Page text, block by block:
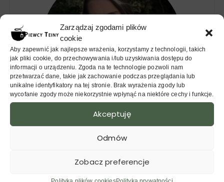
Zarządzaj zgodami plików
cookie
Aby zapewnić jak najlepsze wrażenia, korzystamy z technologii, takich
jak pliki cookie, do przechowywania i/lub uzyskiwania dostępu do
informacji o urządzeniu. Zgoda na te technologie pozwoli nam
przetwarzać dane, takie jak zachowanie podczas przeglądania lub
unikalne identyfikatory na tej stronie. Brak wyrażenia zgody lub
wycofanie zgody może niekorzystnie wpłynąć na niektóre cechy i funkcje.
Akceptuję
Odmów
Zobacz preferencje
Anna Brożyna
Stowarzyszenia Klub Herbaty Zaparzaj w